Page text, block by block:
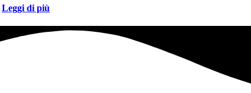
Leggi di più